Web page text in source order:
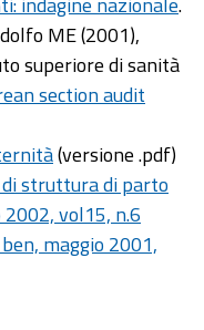
ME (2001),
superiore di sanità
section audit
(versione .pdf)
struttura di parto
vol15, n.6
maggio 2001,